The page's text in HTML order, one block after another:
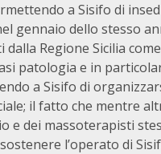
a Sisifo di
gennaio dello stesso
Regione Sicilia
patologia e in
a Sisifo di
il fatto che mentre
e dei massoterapisti
l’operato di